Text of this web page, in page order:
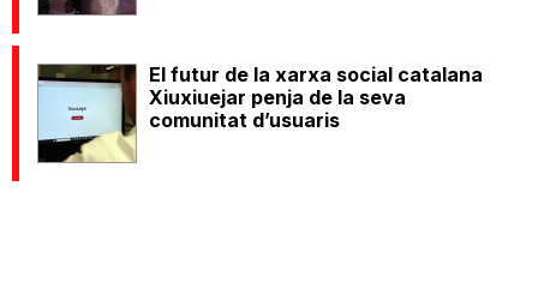
El futur de la xarxa social catalana
Xiuxiuejar penja de la seva
comunitat d’usuaris